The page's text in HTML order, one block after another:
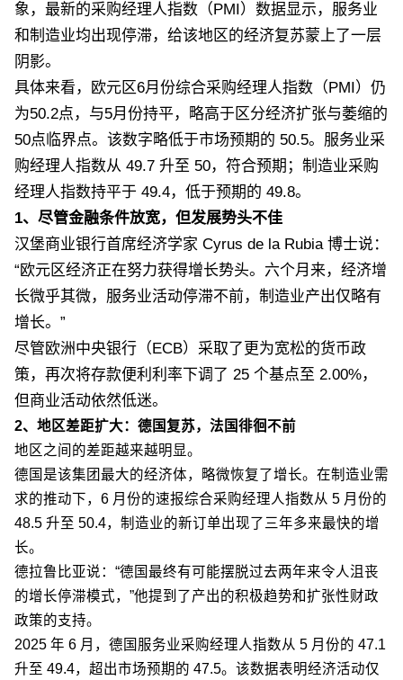
象，最新的采购经理人指数（PMI）数据显示，服务业
和制造业均出现停滞，给该地区的经济复苏蒙上了一层
阴影。
具体来看，欧元区6月份综合采购经理人指数（PMI）仍
为50.2点，与5月份持平，略高于区分经济扩张与萎缩的
50点临界点。该数字略低于市场预期的 50.5。服务业采
购经理人指数从 49.7 升至 50，符合预期；制造业采购
经理人指数持平于 49.4，低于预期的 49.8。
1、尽管金融条件放宽，但发展势头不佳
汉堡商业银行首席经济学家 Cyrus de la Rubia 博士说：
“欧元区经济正在努力获得增长势头。六个月来，经济增
长微乎其微，服务业活动停滞不前，制造业产出仅略有
增长。”
尽管欧洲中央银行（ECB）采取了更为宽松的货币政
策，再次将存款便利利率下调了 25 个基点至 2.00%，
但商业活动依然低迷。
2、地区差距扩大：德国复苏，法国徘徊不前
地区之间的差距越来越明显。
德国是该集团最大的经济体，略微恢复了增长。在制造业需
求的推动下，6 月份的速报综合采购经理人指数从 5 月份的
48.5 升至 50.4，制造业的新订单出现了三年多来最快的增
长。
德拉鲁比亚说：“德国最终有可能摆脱过去两年来令人沮丧
的增长停滞模式，”他提到了产出的积极趋势和扩张性财政
政策的支持。
2025 年 6 月，德国服务业采购经理人指数从 5 月份的 47.1
升至 49.4，超出市场预期的 47.5。该数据表明经济活动仅